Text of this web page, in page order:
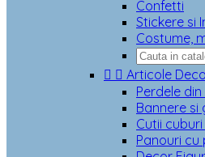
Confetti
Stickere si
Costume,
  Articole
Perdele
Bannere si
Cutii cuburi
Panouri cu